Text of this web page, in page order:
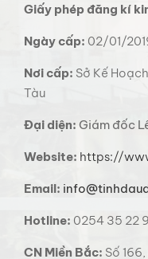
Giấy phép đăng kí
Ngày cấp: 02/01/
Nơi cấp: Sở Kế
Tàu
Đại diện: Giám đốc
Website: https://
Email:
Hotline: 0254 35 22
CN Miền Bắc: Số